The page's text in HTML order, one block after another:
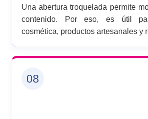
Una abertura troquelada permite
contenido. Por eso, es útil
cosmética, productos artesanales y
08